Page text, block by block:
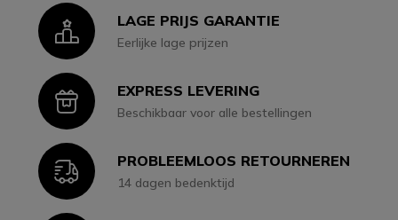
IconLAGE PRIJS GARANTIE
Eerlijke lage prijzen
IconEXPRESS LEVERING
Beschikbaar voor alle bestellingen
IconPROBLEEMLOOS RETOURNEREN
14 dagen bedenktijd